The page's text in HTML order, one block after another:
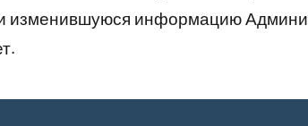
изменившуюся информацию